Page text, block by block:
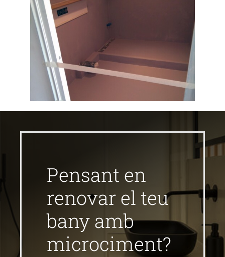
Pensant en
renovar el teu
bany amb
microciment?